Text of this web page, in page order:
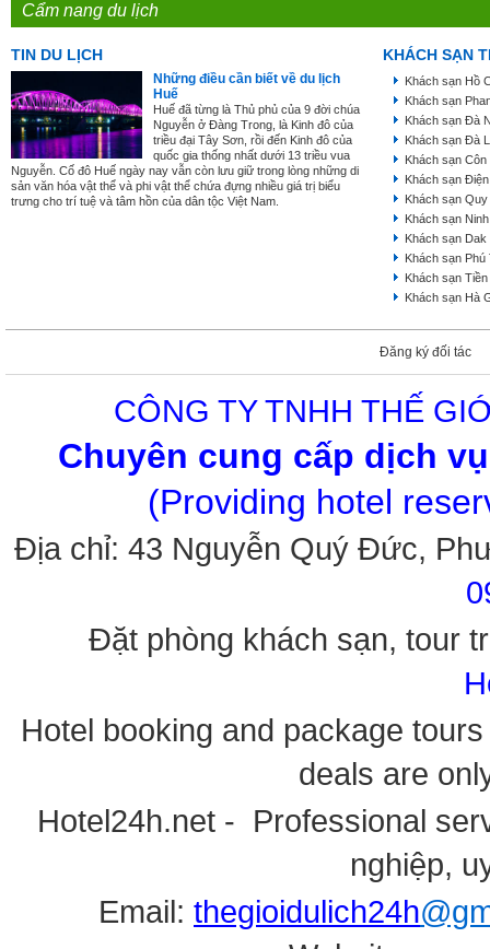
Cẩm nang du lịch
TIN DU LỊCH
Những điều cần biết về du lịch
Huế
Huế đã từng là Thủ phủ của 9 đời chúa
Nguyễn ở Đàng Trong, là Kinh đô của
triều đại Tây Sơn, rồi đến Kinh đô của
quốc gia thống nhất dưới 13 triều vua
Nguyễn. Cố đô Huế ngày nay vẫn còn lưu giữ trong lòng những di
sản văn hóa vật thể và phi vật thể chứa đựng nhiều giá trị biểu
trưng cho trí tuệ và tâm hồn của dân tộc Việt Nam.
KHÁCH SẠN
Khách sạn Hồ
Khách sạn
Khách sạn Đà
Khách sạn Đà
Khách sạn
Khách sạn
Khách sạn
Khách sạn
Khách sạn Dak
Khách sạn Phú
Khách sạn
Khách sạn Hà
Đăng ký đối tác
CÔNG TY TNHH THẾ
Chuyên cung cấp dịch
(Providing hotel
Địa chỉ: 43 Nguyễn Quý Đức,
Đặt phòng khách sạn, tour
Hotel booking and package
deals are
Hotel24h.net - Professional
nghiệp,
Email: thegioidulich24h